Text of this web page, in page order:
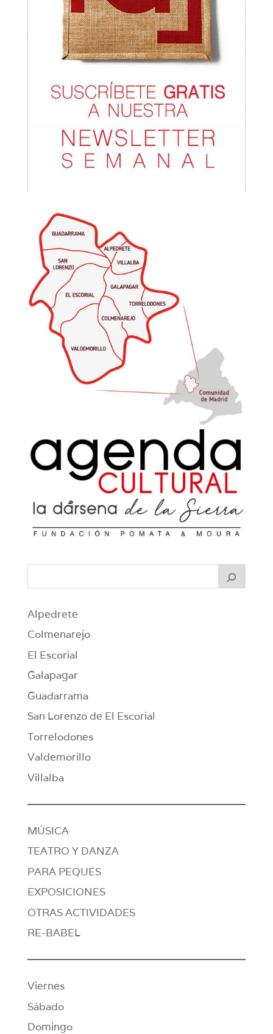
Alpedrete
Colmenarejo
El Escorial
Galapagar
Guadarrama
San Lorenzo de El Escorial
Torrelodones
Valdemorillo
Villalba
MÚSICA
TEATRO Y DANZA
PARA PEQUES
EXPOSICIONES
OTRAS ACTIVIDADES
RE-BABEL
Viernes
Sábado
Domingo